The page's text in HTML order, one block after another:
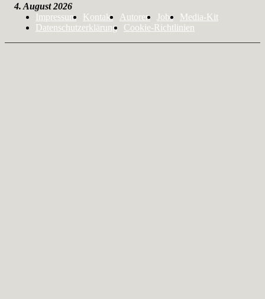
4. August 2026
Impressum
Kontakt Autoren Jobs
Media-Kit
Datenschutzerklärung
Cookie-Richtlinien